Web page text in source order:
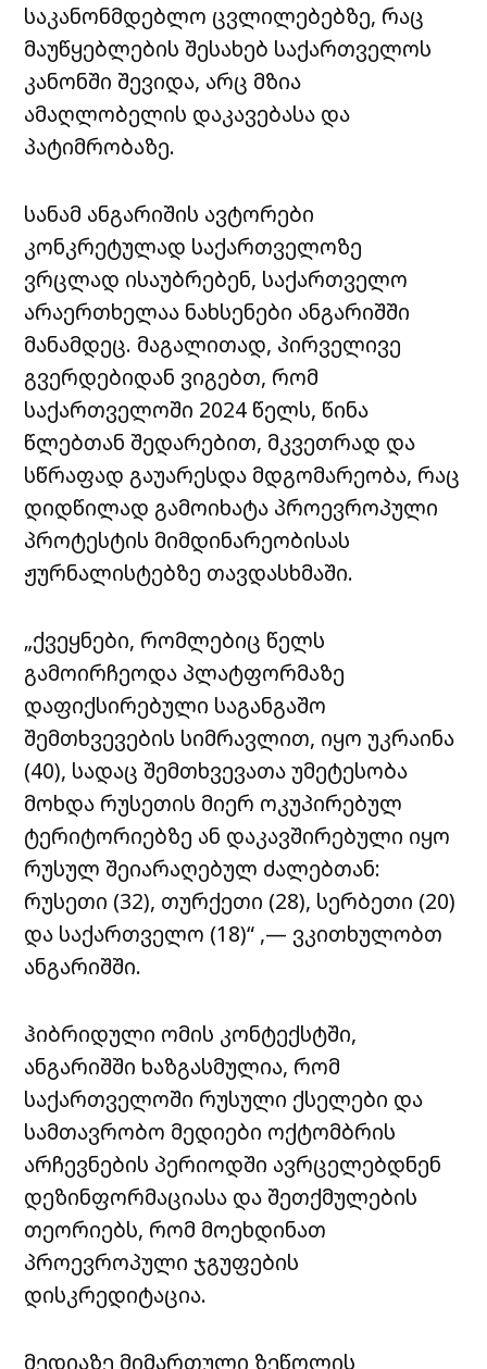
საკანონმდებლო ცვლილებებზე, რაც
მაუწყებლების შესახებ საქართველოს
კანონში შევიდა, არც მზია
ამაღლობელის დაკავებასა და
პატიმრობაზე.
სანამ ანგარიშის ავტორები
კონკრეტულად საქართველოზე
ვრცლად ისაუბრებენ, საქართველო
არაერთხელაა ნახსენები ანგარიშში
მანამდეც. მაგალითად, პირველივე
გვერდებიდან ვიგებთ, რომ
საქართველოში 2024 წელს, წინა
წლებთან შედარებით, მკვეთრად და
სწრაფად გაუარესდა მდგომარეობა, რაც
დიდწილად გამოიხატა პროევროპული
პროტესტის მიმდინარეობისას
ჟურნალისტებზე თავდასხმაში.
„ქვეყნები, რომლებიც წელს
გამოირჩეოდა პლატფორმაზე
დაფიქსირებული საგანგაშო
შემთხვევების სიმრავლით, იყო უკრაინა
(40), სადაც შემთხვევათა უმეტესობა
მოხდა რუსეთის მიერ ოკუპირებულ
ტერიტორიებზე ან დაკავშირებული იყო
რუსულ შეიარაღებულ ძალებთან:
რუსეთი (32), თურქეთი (28), სერბეთი (20)
და საქართველო (18)“ ,— ვკითხულობთ
ანგარიშში.
ჰიბრიდული ომის კონტექსტში,
ანგარიშში ხაზგასმულია, რომ
საქართველოში რუსული ქსელები და
სამთავრობო მედიები ოქტომბრის
არჩევნების პერიოდში ავრცელებდნენ
დეზინფორმაციასა და შეთქმულების
თეორიებს, რომ მოეხდინათ
პროევროპული ჯგუფების
დისკრედიტაცია.
მედიაზე მიმართული ზეწოლის